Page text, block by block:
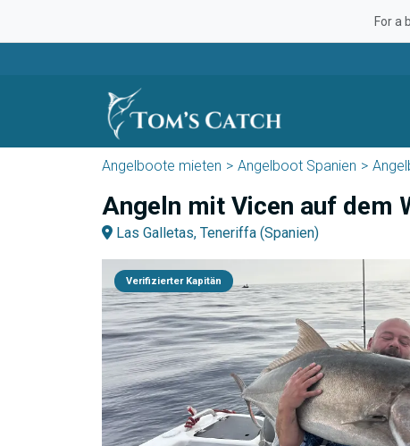
For a
Angelboote mieten Angelboot Spanien
Angeln mit Vicen auf dem
Las Galletas, Teneriffa (Spanien)
Verifizierter Kapitän